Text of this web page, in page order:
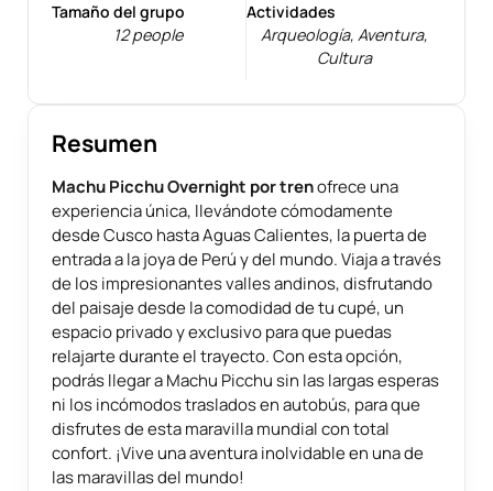
Tamaño del grupo
12 people
Actividades
Arqueología, Aventura,
Cultura
Resumen
Machu Picchu Overnight por trenofrece una
experiencia única, llevándote cómodamente
desde Cusco hasta Aguas Calientes, la puerta de
entrada a la joya de Perú y del mundo. Viaja a través
de los impresionantes valles andinos, disfrutando
del paisaje desde la comodidad de tu cupé, un
espacio privado y exclusivo para que puedas
relajarte durante el trayecto. Con esta opción,
podrás llegar a Machu Picchu sin las largas esperas
ni los incómodos traslados en autobús, para que
disfrutes de esta maravilla mundial con total
confort. ¡Vive una aventura inolvidable en una de
las maravillas del mundo!